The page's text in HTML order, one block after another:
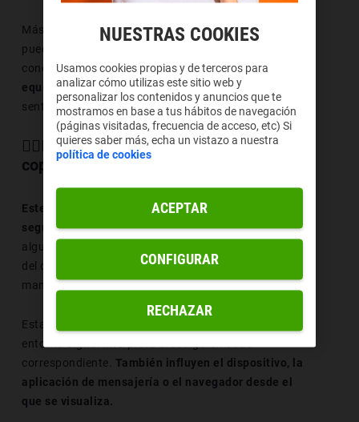
Más allá de su significado literal, este emoji también
puede emplearse para transmitir cercanía, apoyo y
conexión emocional.Representa una relación en
equilibrio, donde ambas personas comparten
sentimientos y experiencias.
👩‍❤️‍👨 Emoji enamorados hombre y mujer
copiar y pegar
Este emoji puede mostrarse con ligeras variaciones
según la plataforma o el sistema operativo.En
algunos casos cambian los rasgos faciales, el estilo
del corazón o los colores, aunque el mensaje visual se
mantiene intacto.
Estas diferencias se deben a la forma en que cada
entorno digital interpreta el código Unicode
correspondiente. También influyen el dispositivo, la
aplicación de mensajería o el navegador desde el
que se visualiza.
NUESTRAS COOKIES
Usamos cookies propias y de terceros para
analizar cómo utilizas este sitio web y
personalizar los contenidos y anuncios que te
mostramos en base a tus hábitos de navegación
(páginas visitadas, frecuencia de acceso, etc) Si
quieres saber más, echa un vistazo a nuestra
política de cookies
RECHAZAR
ACEPTAR
CONFIGURAR